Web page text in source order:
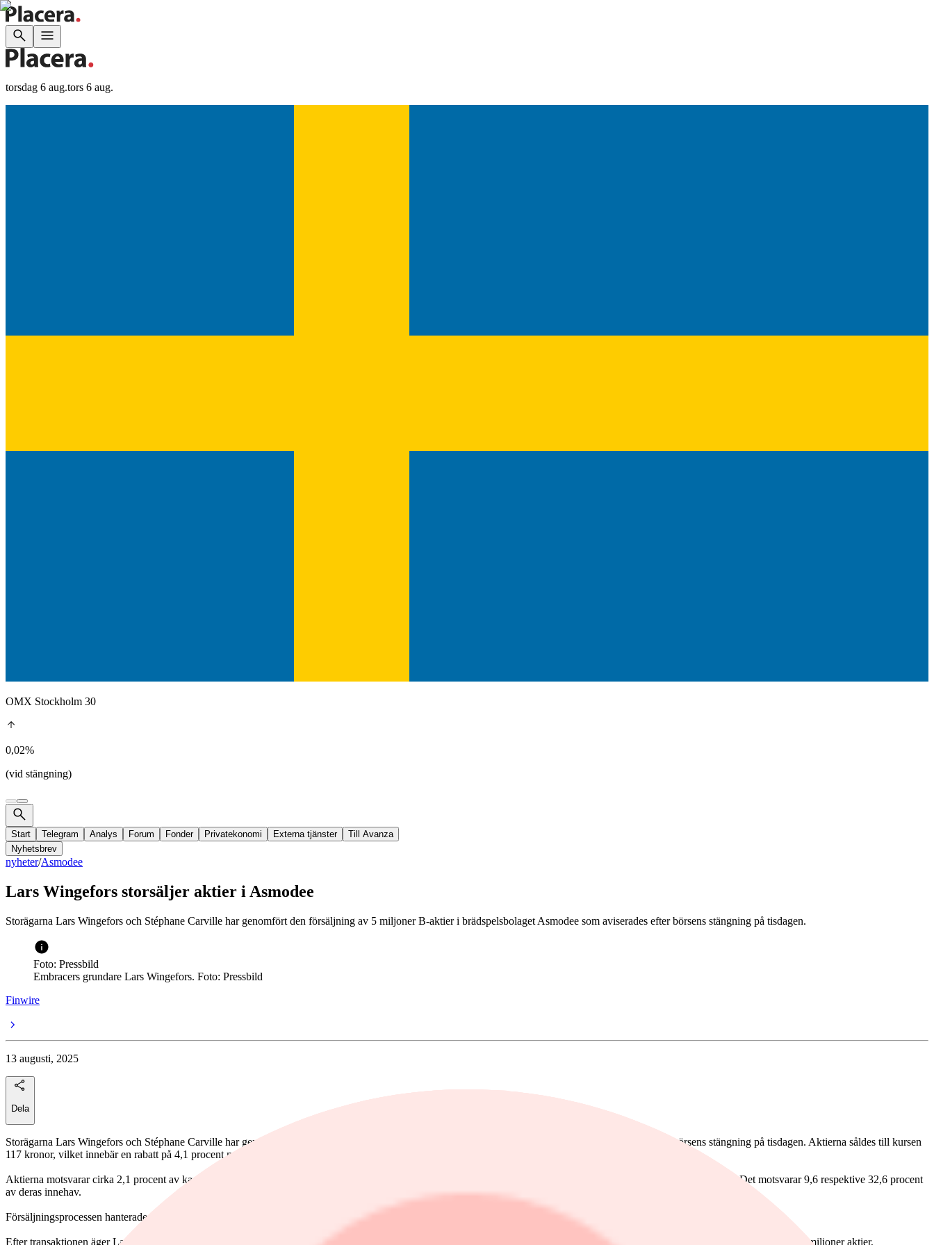
torsdag 6 aug.tors 6 aug.
OMX Stockholm 30
0,02%
(vid stängning)
Start Telegram Analys Forum Fonder Privatekonomi Externa tjänster
Till Avanza
Nyhetsbrev
nyheter/Asmodee
Lars Wingefors storsäljer aktier i Asmodee
Storägarna Lars Wingefors och Stéphane Carville har genomfört den försäljning av 5 miljoner B-aktier i brädspelsbolaget Asmodee som aviserades efter börsens stängning på tisdagen.
Foto: Pressbild
Embracers grundare Lars Wingefors. Foto: Pressbild
Finwire
13 augusti, 2025
Dela
Storägarna Lars Wingefors och Stéphane Carville har genomfört den försäljning av 5 miljoner B-aktier i brädspelsbolaget Asmodee som aviserades efter börsens stängning på tisdagen. Aktierna såldes till kursen
117 kronor, vilket innebär en rabatt på 4,1 procent mot senaste stängningskursen, i en affär värd totalt 585 miljoner kronor.
Aktierna motsvarar cirka 2,1 procent av kapitalet i Asmodee och fördelas på 4,2 miljoner aktier som avyttras av Wingefors och 0,8 miljoner aktier som säljs av Carville. Det motsvarar 9,6 respektive 32,6 procent
av deras innehav.
Försäljningsprocessen hanterades av SEB och riktade sig mot svenska och internationella institutionella och andra kvalificerade investerare.
Efter transaktionen äger Lars Wingefors cirka 39,55 miljoner aktier, motsvarande 16,9 procent av kapitalet och 37,5 procent av rösterna, medan Stéphane Carville har kvar knappt 1,66 miljoner aktier,